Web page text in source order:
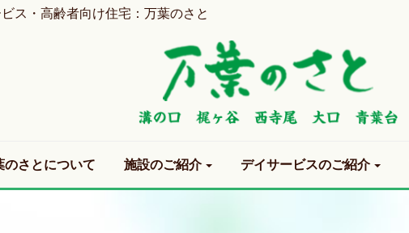
ス・高齢者向け住宅：万葉のさと
のさとについて 施設のご紹介 デイサービスのご紹介